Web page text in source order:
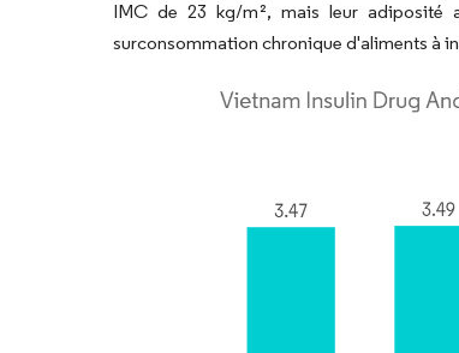
IMC de 23 kg/m², mais leur adiposité
surconsommation chronique d'aliments à